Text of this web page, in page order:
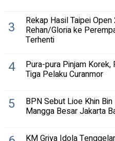
3 Rekap Hasil Taipei
Rehan/Gloria ke
Terhenti
4 Pura-pura Pinjam
Tiga Pelaku Curanmor
5 BPN Sebut Lioe Khin
Mangga Besar Jakarta